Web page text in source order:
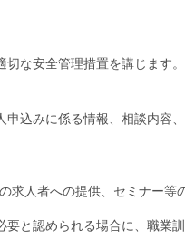
な安全管理措置を講じます。
込みに係る情報、相談内容
求人者への提供、セミナー
と認められる場合に、職業